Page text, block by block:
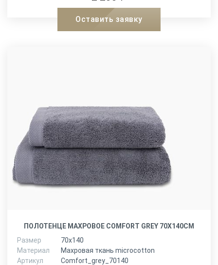
Оставить заявку
ПОЛОТЕНЦЕ МАХРОВОЕ COMFORT GREY 70Х140СМ
Размер
70х140
Материал
Махровая ткань microcotton
Артикул
Comfort_grey_70140